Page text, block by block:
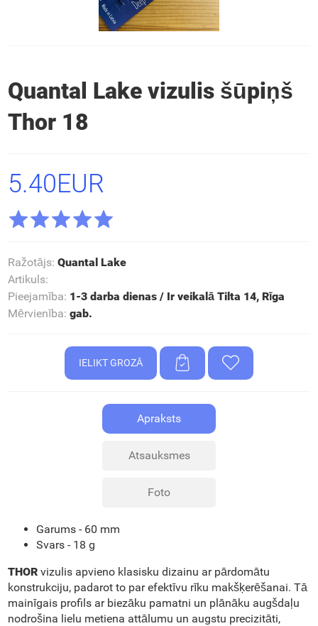
Quantal Lake vizulis šūpiņš
Thor 18
5.40EUR
Ražotājs: Quantal Lake
Artikuls:
Pieejamība: 1-3 darba dienas / Ir veikalā Tilta 14, Rīga
Mērvienība: gab.
Apraksts
Atsauksmes
Foto
Garums - 60 mm
Svars - 18 g
THORvizulis apvieno klasisku dizainu ar pārdomātu
konstrukciju, padarot to par efektīvu rīku makšķerēšanai. Tā
mainīgais profils ar biezāku pamatni un plānāku augšdaļu
nodrošina lielu metiena attālumu un augstu precizitāti,